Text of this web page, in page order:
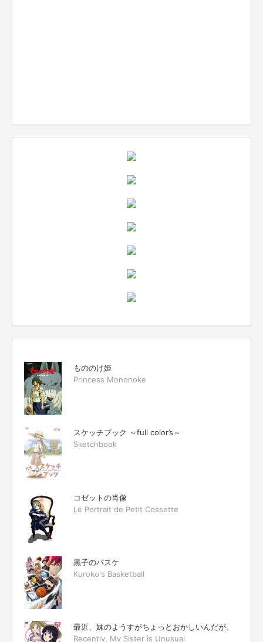
もののけ姫
Princess Mononoke
スケッチブック ～full color’s～
Sketchbook
コゼットの肖像
Le Portrait de Petit Cossette
黒子のバスケ
Kuroko's Basketball
最近、妹のようすがちょっとおかしいんだが。
Recently, My Sister Is Unusual